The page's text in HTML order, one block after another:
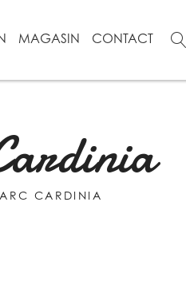
MAGASIN CONTACT
CARDINIA